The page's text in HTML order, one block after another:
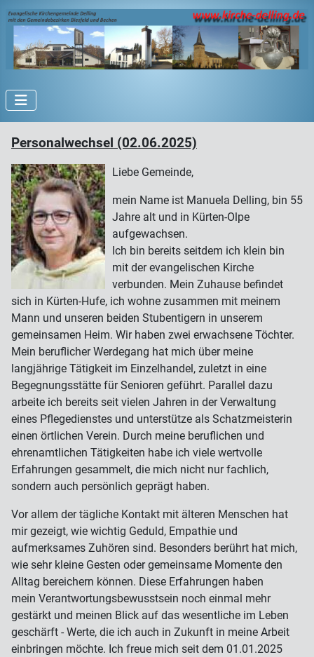
Personalwechsel (02.06.2025)
Liebe Gemeinde,
mein Name ist Manuela Delling, bin 55
Jahre alt und in Kürten-Olpe
aufgewachsen.
Ich bin bereits seitdem ich klein bin
mit der evangelischen Kirche
verbunden. Mein Zuhause befindet
sich in Kürten-Hufe, ich wohne zusammen mit meinem
Mann und unseren beiden Stubentigern in unserem
gemeinsamen Heim. Wir haben zwei erwachsene Töchter.
Mein beruflicher Werdegang hat mich über meine
langjährige Tätigkeit im Einzelhandel, zuletzt in eine
Begegnungsstätte für Senioren geführt. Parallel dazu
arbeite ich bereits seit vielen Jahren in der Verwaltung
eines Pflegedienstes und unterstütze als Schatzmeisterin
einen örtlichen Verein. Durch meine beruflichen und
ehrenamtlichen Tätigkeiten habe ich viele wertvolle
Erfahrungen gesammelt, die mich nicht nur fachlich,
sondern auch persönlich geprägt haben.
Vor allem der tägliche Kontakt mit älteren Menschen hat
mir gezeigt, wie wichtig Geduld, Empathie und
aufmerksames Zuhören sind. Besonders berührt hat mich,
wie sehr kleine Gesten oder gemeinsame Momente den
Alltag bereichern können. Diese Erfahrungen haben
mein Verantwortungsbewusstsein noch einmal mehr
gestärkt und meinen Blick auf das wesentliche im Leben
geschärft - Werte, die ich auch in Zukunft in meine Arbeit
einbringen möchte. Ich freue mich seit dem 01.01.2025